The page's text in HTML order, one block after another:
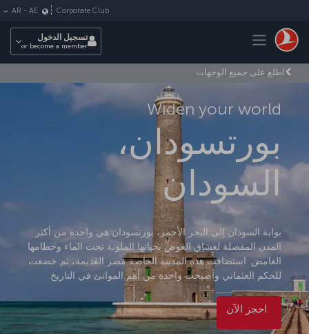
Toggle navigation
Corporate Club
AR - AE
تسجيل الدخول
or become a member
اطلع على جميع الوجهات
Widen your world
بورتسودان،
السودان
بوابة السودان إلى البحر الأحمر، بورتسودان هي واحدة من أكثر
المدن المفضلة لعشاق الغوص بحياتها الملونة تحت الماء وحطامها
الغامض. استضافت هذه المدينة الخاصة مصر القديمة، ثم خضعت
للحكم العثماني وأصبحت واحدة من أهم الموانئ في التاريخ.
احجز الآن